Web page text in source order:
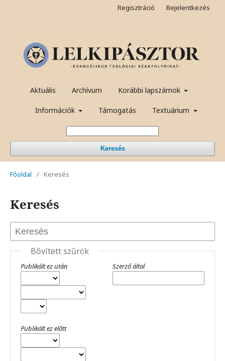
Aktuális Archívum Korábbi lapszámok
Információk Támogatás Textuárium
Keresés
Regisztráció Bejelentkezés
Főoldal / Keresés
Keresés
Bővített szűrök
Publikált ez után
Publikált ez előtt
Szerző által